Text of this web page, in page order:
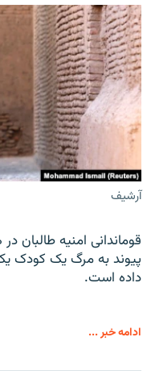
آرشیف
قوماندانی امنیه طالبان
پیوند به مرگ یک کودک
داده است.
ادامه خبر ...